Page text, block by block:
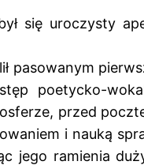
się uroczysty
pasowanym
poetycko-
przed
i nauką
jego ramienia